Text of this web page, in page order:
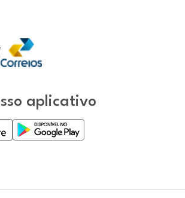
aplicativo